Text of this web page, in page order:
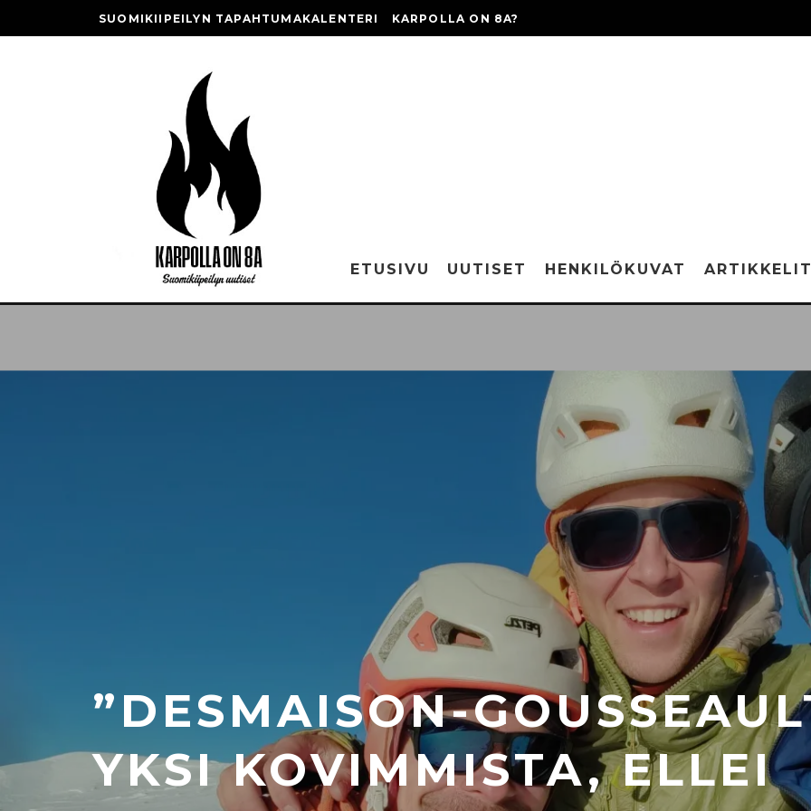
SUOMIKIIPEILYN TAPAHTUMAKALENTERI KARPOLLA ON 8A?
ETUSIVU UUTISET HENKILÖKUVAT
”DESMAISON-
YKSI KOVIMMISTA, ELLEI